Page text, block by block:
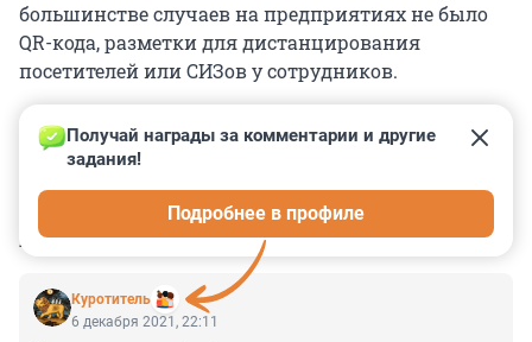
большинстве случаев на предприятиях не было
QR-кода, разметки для дистанцирования
посетителей или СИЗов у сотрудников.
КОММЕНТАРИИ 9
Куротитель
Получай награды за комментарии и другие
задания!
Подробнее в профиле
6 декабря 2021, 22:11